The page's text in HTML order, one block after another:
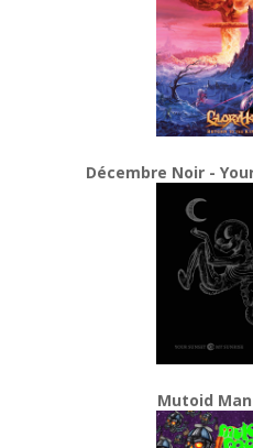
Décembre Noir -
Mutoid